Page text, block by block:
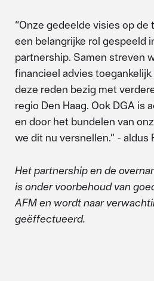
“Onze gedeelde visies op de
een belangrijke rol gespeeld
partnership. Samen streven
financieel advies
deze reden bezig met
regio Den Haag. Ook DGA is
en door het bundelen van
we dit nu versnellen.” - aldus
Het partnership en de
is onder voorbehoud van
AFM en wordt naar
geëffectueerd.